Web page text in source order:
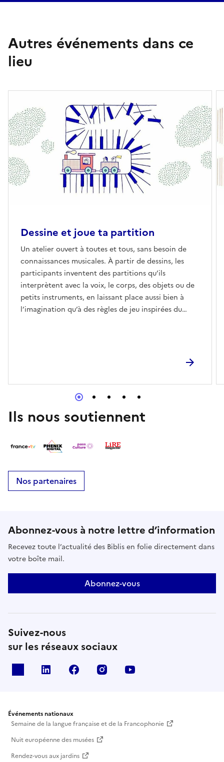
Autres événements dans ce
lieu
Dessine et joue ta partition
Un atelier ouvert à toutes et tous, sans besoin de
connaissances musicales. À partir de dessins, les
participants inventent des partitions qu’ils
interprètent avec la voix, le corps, des objets ou de
petits instruments, en laissant place aussi bien à
l’imagination qu’à des règles de jeu inspirées du
Ils nous soutiennent
Nos partenaires
Abonnez-vous à notre lettre d’information
Recevez toute l’actualité des Biblis en folie directement dans
votre boîte mail.
Abonnez-vous
Suivez-nous
sur les réseaux sociaux
Linkedin Facebook Instagram
Événements nationaux
Semaine de la langue française et de la Francophonie
Nuit européenne des musées
Rendez-vous aux jardins